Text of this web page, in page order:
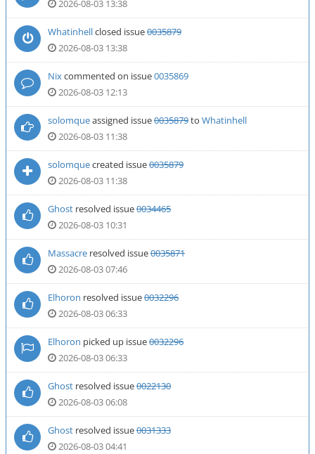
2026-08-03 13:38
Whatinhellclosed issue0035879
2026-08-03 13:38
Nixcommented on issue0035869
2026-08-03 12:13
solomqueassigned issue0035879to Whatinhell
2026-08-03 11:38
solomquecreated issue0035879
2026-08-03 11:38
Ghost resolved issue0034465
2026-08-03 10:31
Massacre resolved issue0035871
2026-08-03 07:46
Elhoron resolved issue0032296
2026-08-03 06:33
Elhoron picked up issue0032296
2026-08-03 06:33
Ghost resolved issue0022130
2026-08-03 06:08
Ghost resolved issue0031333
2026-08-03 04:41